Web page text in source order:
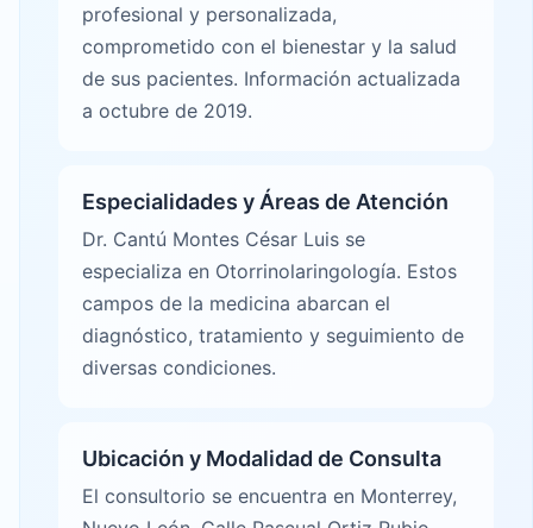
profesional y personalizada,
comprometido con el bienestar y la salud
de sus pacientes. Información actualizada
a octubre de 2019.
Especialidades y Áreas de Atención
Dr. Cantú Montes César Luis se
especializa en Otorrinolaringología. Estos
campos de la medicina abarcan el
diagnóstico, tratamiento y seguimiento de
diversas condiciones.
Ubicación y Modalidad de Consulta
El consultorio se encuentra en Monterrey,